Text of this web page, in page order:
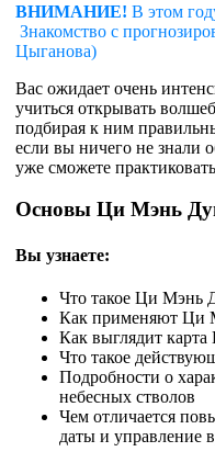
ВНИМАНИЕ! В этом
Знакомство с
Цыганова)
Вас ожидает очень
учиться открывать
подбирая к ним
если вы ничего не знали
уже сможете
Основы Ци Мэнь
Вы узнаете:
Что такое Ци Мэнь
Как применяют Ци
Как выглядит
Что такое
Подробности о
небесных стволов
Чем отличается
даты и управление